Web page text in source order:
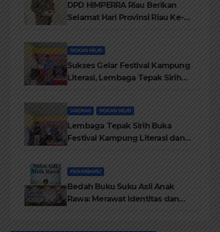
DPD HIMPERRA Riau Berikan
Selamat Hari Provinsi Riau Ke-
ROKAN HILIR
Sukses Gelar Festival Kampung
Literasi, Lembaga Tepak Sirih
DAERAH ROKAN HILIR
Lembaga Tepak Sirih Buka
Festival Kampung Literasi dan
PEKANBARU
Bedah Buku Suku Asli Anak
Rawa: Merawat Identitas dan